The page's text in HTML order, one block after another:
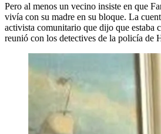
Pero al menos un vecino insiste en que
vivía con su madre en su bloque. La
activista comunitario que dijo que estaba
reunió con los detectives de la policía de